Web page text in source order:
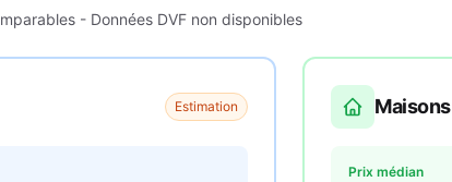
- Données DVF non disponibles
Estimation Maisons
Prix médian